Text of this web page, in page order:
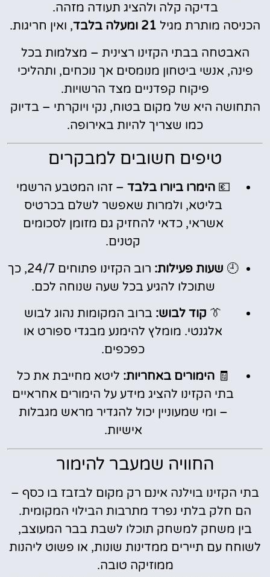
בדיקה קלה ולהציג תעודה מזהה.
הכניסה מותרת מגיל 21 ומעלה בלבד
, ואין חריגות.
האבטחה בבתי הקזינו רצינית – מצלמות בכל
פינה, אנשי ביטחון מנומסים אך נוכחים, ותהליכי
פיקוח קפדניים מצד הרשויות.
התחושה היא של מקום בטוח, נקי ויוקרתי – בדיוק
כמו שצריך להיות באירופה.
טיפים חשובים למבקרים
💶הימרו ביורו בלבד – זהו המטבע הרשמי
בליטא, ולמרות שאפשר לשלם בכרטיס
אשראי, כדאי להחזיק גם מזומן לסכומים
קטנים.
🕘 שעות פעילות:
רוב הקזינו פתוחים 24/7, כך
שתוכלו להגיע בכל שעה שנוחה לכם.
👔 קוד לבוש: ברוב המקומות נהוג לבוש
אלגנטי. מומלץ להימנע מבגדי ספורט או
כפכפים.
🧾הימורים באחריות: ליטא מחייבת את כל
בתי הקזינו להציג מידע על הימורים אחראיים
– ומי שמעוניין יכול להגדיר מראש מגבלות
אישיות.
החוויה שמעבר להימור
בתי הקזינו בוילנה אינם רק מקום לבזבז בו כסף –
הם חלק בלתי נפרד מתרבות הבילוי המקומית.
בין משחק למשחק תוכלו לשבת בבר המעוצב,
לשוחח עם תיירים ממדינות שונות, או פשוט ליהנות
ממוזיקה טובה.